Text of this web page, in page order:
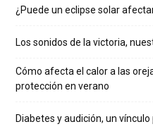
¿Puede un eclipse solar
Los sonidos de la victoria,
Cómo afecta el calor a las
protección en verano
Diabetes y audición, un